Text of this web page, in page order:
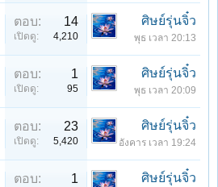
ตอบ: 14
เปิดดู: 4,210
ศิษย์รุ่นจิ๋ว
พุธ เวลา 20:13
ตอบ: 1
เปิดดู: 95
ศิษย์รุ่นจิ๋ว
พุธ เวลา 20:09
ตอบ: 23
เปิดดู: 5,420
ศิษย์รุ่นจิ๋ว
อังคาร เวลา 19:24
ตอบ: 1 ศิษย์รุ่นจิ๋ว